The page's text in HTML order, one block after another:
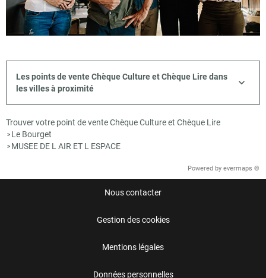
Les points de vente Chèque Culture et Chèque Lire dans
les villes à proximité
Trouver votre point de vente Chèque Culture et Chèque Lire
> Le Bourget
> MUSEE DE L AIR ET L ESPACE
Powered by evermaps ©
Nous contacter
Gestion des cookies
Mentions légales
Données personnelles